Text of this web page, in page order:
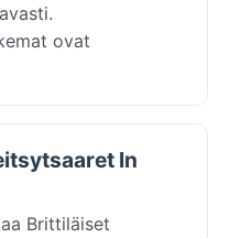
ovat
In
Brittiläiset